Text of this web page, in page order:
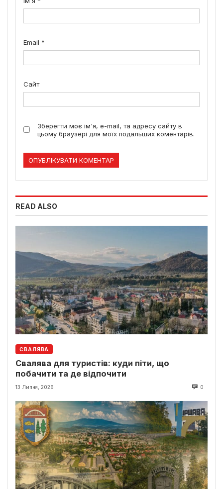
Email *
Сайт
Зберегти моє ім'я, e-mail, та адресу сайту в
цьому браузері для моїх подальших коментарів.
READ ALSO
СВАЛЯВА
Свалява для туристів: куди піти, що
побачити та де відпочити
13 Липня, 2026 0